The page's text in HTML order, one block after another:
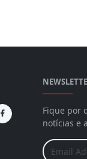
Fique por
notícias e